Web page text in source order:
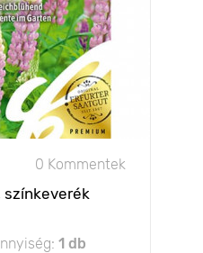
0 Kommentek
színkeverék
1 db